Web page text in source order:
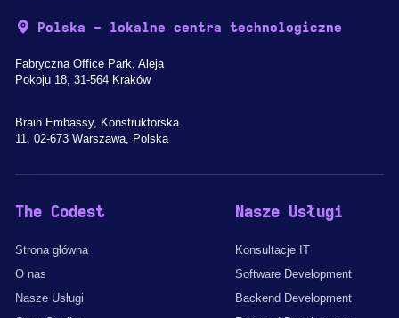
Polska - lokalne centra technologiczne
Fabryczna Office Park, Aleja
Pokoju 18, 31-564 Kraków
Brain Embassy, Konstruktorska
11, 02-673 Warszawa, Polska
The Codest
Strona główna
O nas
Nasze Usługi
Nasze Usługi
Konsultacje IT
Software Development
Backend Development